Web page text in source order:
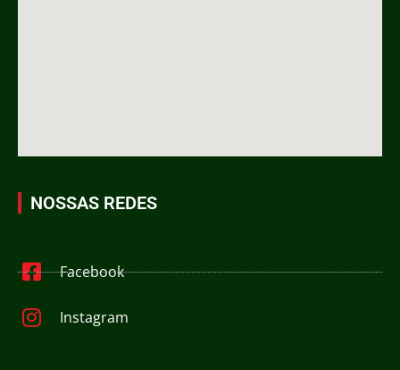
NOSSAS REDES
Facebook
Instagram